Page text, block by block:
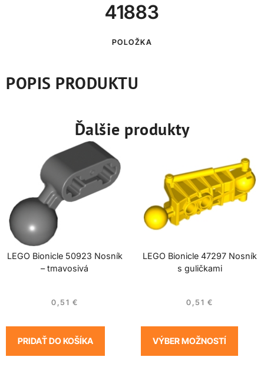
41883
POLOŽKA
POPIS PRODUKTU
Ďalšie produkty
LEGO Bionicle 50923 Nosník
– tmavosivá
0,51 €
PRIDAŤ DO KOŠÍKA
LEGO Bionicle 47297 Nosník
s guličkami
0,51 €
VÝBER MOŽNOSTÍ